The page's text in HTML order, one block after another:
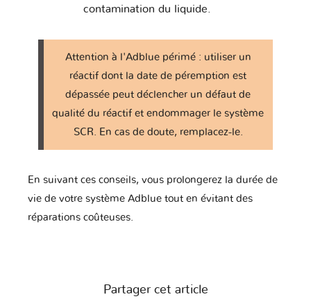
contamination du liquide.
Attention à l'Adblue périmé : utiliser un
réactif dont la date de péremption est
dépassée peut déclencher un défaut de
qualité du réactif et endommager le système
SCR. En cas de doute, remplacez-le.
En suivant ces conseils, vous prolongerez la durée de
vie de votre système Adblue tout en évitant des
réparations coûteuses.
Partager cet article